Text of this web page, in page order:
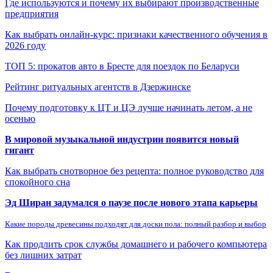
Где используются и почему их выбирают производственные
предприятия
Как выбрать онлайн-курс: признаки качественного обучения в
2026 году
ТОП 5: прокатов авто в Бресте для поездок по Беларуси
Рейтинг ритуальных агентств в Дзержинске
Почему подготовку к ЦТ и ЦЭ лучше начинать летом, а не
осенью
В мировой музыкальной индустрии появится новый
гигант
Как выбрать снотворное без рецепта: полное руководство для
спокойного сна
Эд Ширан задумался о паузе после нового этапа карьеры
Какие породы древесины подходят для доски пола: полный разбор и выбор
Как продлить срок службы домашнего и рабочего компьютера
без лишних затрат